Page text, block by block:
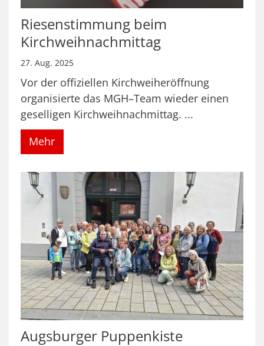
Riesenstimmung beim
Kirchweihnachmittag
27. Aug. 2025
Vor der offiziellen Kirchweiheröffnung
organisierte das MGH–Team wieder einen
geselligen Kirchweihnachmittag. ...
Mehr
Augsburger Puppenkiste